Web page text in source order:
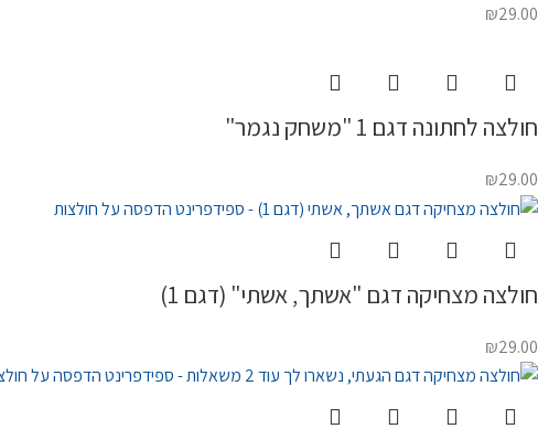
₪29.00
חולצה לחתונה דגם 1 "משחק נגמר"
₪29.00
חולצה מצחיקה דגם "אשתך, אשתי" (דגם 1)
₪29.00